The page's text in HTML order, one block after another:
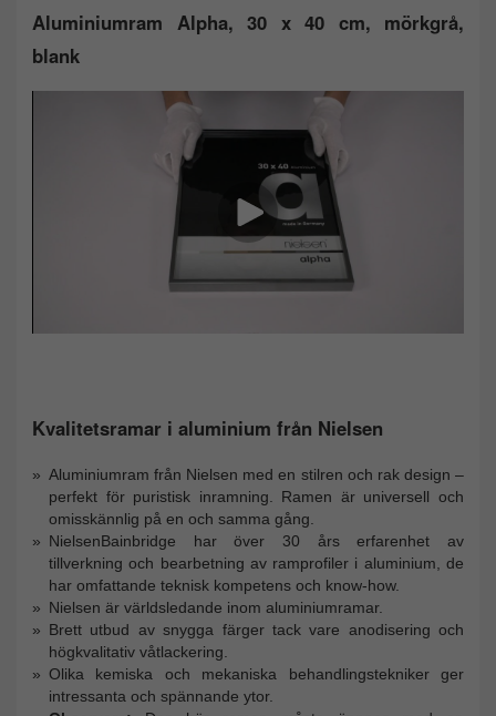
Aluminiumram Alpha, 30 x 40 cm, mörkgrå,
blank
Kvalitetsramar i aluminium från Nielsen
Aluminiumram från Nielsen med en stilren och rak design –
perfekt för puristisk inramning. Ramen är universell och
omisskännlig på en och samma gång.
NielsenBainbridge har över 30 års erfarenhet av
tillverkning och bearbetning av ramprofiler i aluminium, de
har omfattande teknisk kompetens och know-how.
Nielsen är världsledande inom aluminiumramar.
Brett utbud av snygga färger tack vare anodisering och
högkvalitativ våtlackering.
Olika kemiska och mekaniska behandlingstekniker ger
intressanta och spännande ytor.